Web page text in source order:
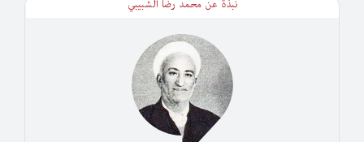
نبذة عن محمد رضا الشبيبي